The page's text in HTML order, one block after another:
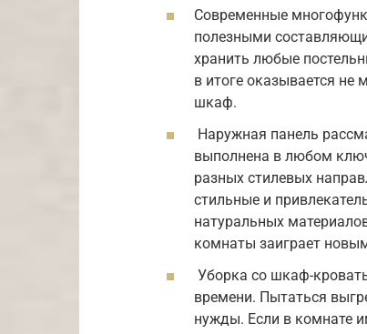
Современные
полезными
хранить любые
в итоге оказывается не
шкаф.
Наружная панель
выполнена в любом
разных стилевых
стильные и
натуральных
комнаты заиграет
Уборка со шкаф-
времени. Пытаться
нужды. Если в комнате